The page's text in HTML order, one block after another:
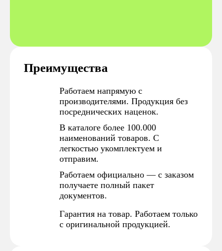
Преимущества
Работаем напрямую с
производителями. Продукция без
посреднических наценок.
В каталоге более 100.000
наименований товаров. С
легкостью укомплектуем и
отправим.
Работаем официально — с заказом
получаете полный пакет
документов.
Гарантия на товар. Работаем только
с оригинальной продукцией.